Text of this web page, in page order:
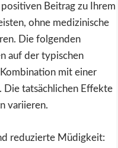
Beitrag zu Ihrem
ohne medizinische
Die folgenden
auf der typischen
mit einer
Die tatsächlichen Effekte
variieren.
reduzierte Müdigkeit: